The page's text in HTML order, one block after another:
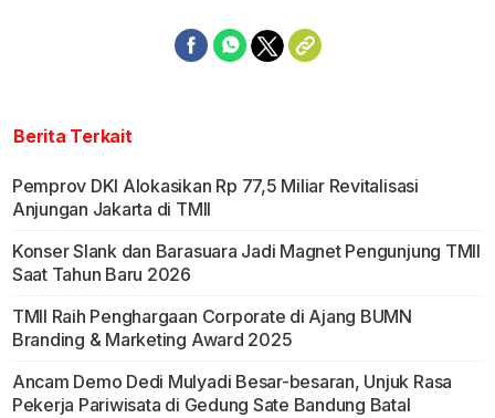
Berita Terkait
Pemprov DKI Alokasikan Rp 77,5 Miliar Revitalisasi
Anjungan Jakarta di TMII
Konser Slank dan Barasuara Jadi Magnet Pengunjung TMII
Saat Tahun Baru 2026
TMII Raih Penghargaan Corporate di Ajang BUMN
Branding & Marketing Award 2025
Ancam Demo Dedi Mulyadi Besar-besaran, Unjuk Rasa
Pekerja Pariwisata di Gedung Sate Bandung Batal